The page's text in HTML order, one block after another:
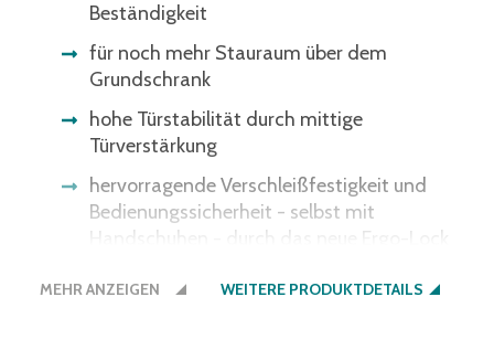
Beständigkeit
für noch mehr Stauraum über dem
Grundschrank
hohe Türstabilität durch mittige
Türverstärkung
hervorragende Verschleißfestigkeit und
Bedienungssicherheit - selbst mit
Handschuhen - durch das neue Ergo-Lock
Verschluss), mit 2 Schlüsseln, zum Schließen
MEHR ANZEIGEN WEITERE PRODUKTDETAILS